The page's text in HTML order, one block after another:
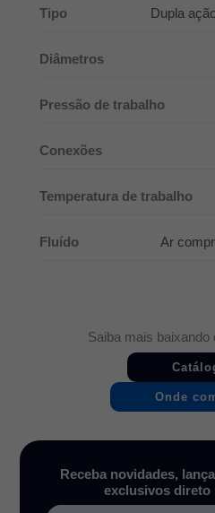
Tipo Dupla
Diâmetros
Pressão de trabalho
Conexões
Temperatura de trabalho
Fluído Ar
Saiba mais baixando
Onde
Receba novidades,
exclusivos direto